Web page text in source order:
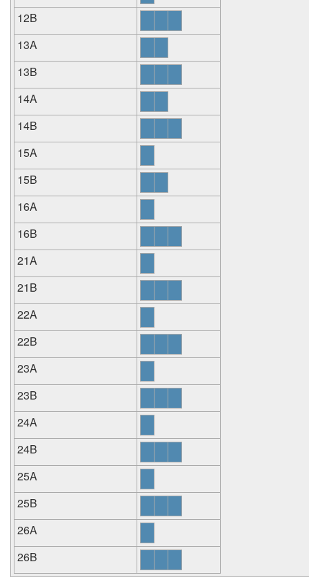
12B
13A
13B
14A
14B
15A
15B
16A
16B
21A
21B
22A
22B
23A
23B
24A
24B
25A
25B
26A
26B